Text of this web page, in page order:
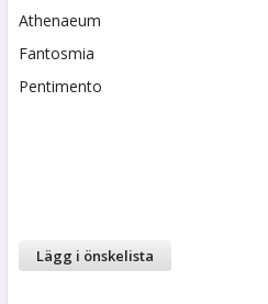
Athenaeum
Fantosmia
Pentimento
Lägg i önskelista